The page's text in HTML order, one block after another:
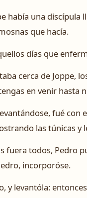
había una discípula
que hacía.
días que
cerca de Joppe,
en venir hasta
fué con
las túnicas y
fuera todos, Pedro
incorporóse.
y levantóla: